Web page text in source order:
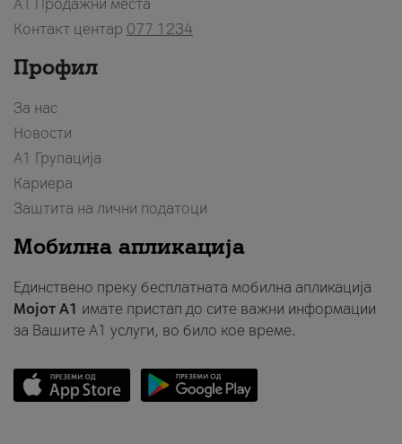
A1 Продажни места
Контакт центар 077 1234
Профил
За нас
Новости
А1 Групација
Кариера
Заштита на лични податоци
Мобилна апликација
Единствено преку бесплатната мобилна апликација
Мојот A1 имате пристап до сите важни информации
за Вашите A1 услуги, во било кое време.